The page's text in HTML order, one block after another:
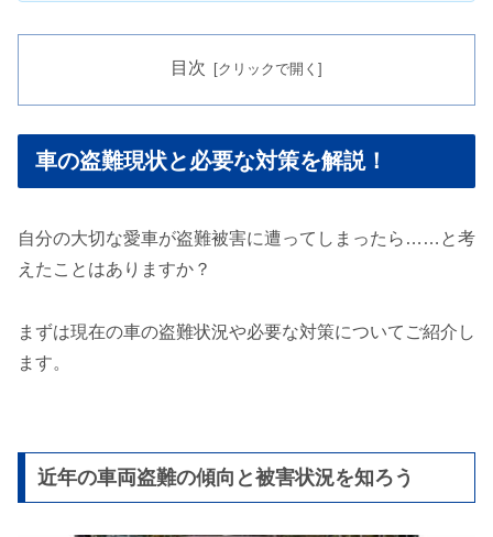
目次
車の盗難現状と必要な対策を解説！
自分の大切な愛車が盗難被害に遭ってしまったら……と考
えたことはありますか？
まずは現在の車の盗難状況や必要な対策についてご紹介し
ます。
近年の車両盗難の傾向と被害状況​を知ろう